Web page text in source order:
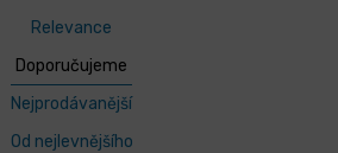
Relevance
Doporučujeme
Nejprodávanější
Od nejlevnějšího